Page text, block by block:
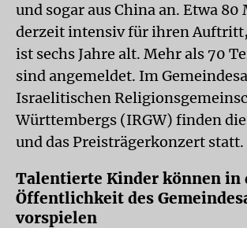
und sogar aus China an. Etwa
derzeit intensiv für ihren
ist sechs Jahre alt. Mehr als 70
sind angemeldet. Im
Israelitischen
Württembergs (IRGW) finden
und das Preisträgerkonzert statt.
Talentierte Kinder können in
Öffentlichkeit des
vorspielen